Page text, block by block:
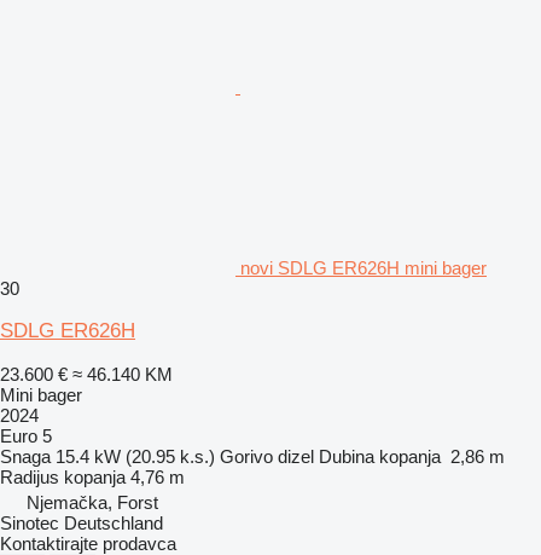
novi SDLG ER626H mini bager
30
SDLG ER626H
23.600 € ≈ 46.140 KM
Mini bager
2024
Euro 5
Snaga 15.4 kW (20.95 k.s.) Gorivo dizel Dubina kopanja 2,86 m
Radijus kopanja 4,76 m
Njemačka, Forst
Sinotec Deutschland
Kontaktirajte prodavca